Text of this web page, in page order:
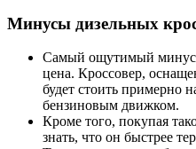
Минусы дизельных
Самый ощутимый минус
цена. Кроссовер,
будет стоить примерно
бензиновым движком.
Кроме того, покупая
знать, что он быстрее